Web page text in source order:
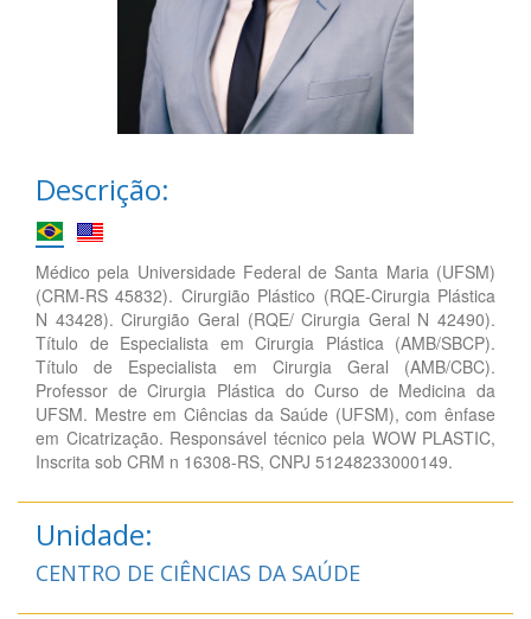
Descrição:
Médico pela Universidade Federal de Santa Maria (UFSM)
(CRM-RS 45832). Cirurgião Plástico (RQE-Cirurgia Plástica
N 43428). Cirurgião Geral (RQE/ Cirurgia Geral N 42490).
Título de Especialista em Cirurgia Plástica (AMB/SBCP).
Título de Especialista em Cirurgia Geral (AMB/CBC).
Professor de Cirurgia Plástica do Curso de Medicina da
UFSM. Mestre em Ciências da Saúde (UFSM), com ênfase
em Cicatrização. Responsável técnico pela WOW PLASTIC,
Inscrita sob CRM n 16308-RS, CNPJ 51248233000149.
Unidade:
CENTRO DE CIÊNCIAS DA SAÚDE